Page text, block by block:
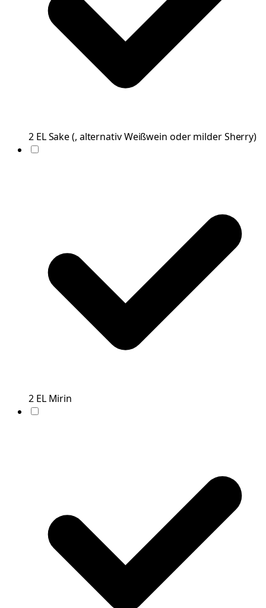
2 ELSake(, alternativ Weißwein oder milder Sherry)
2 EL Mirin